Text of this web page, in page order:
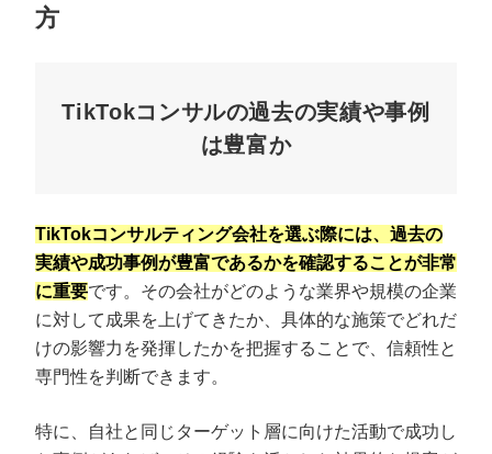
方
TikTokコンサルの過去の実績や事例
は豊富か
TikTokコンサルティング会社を選ぶ際には、過去の
実績や成功事例が豊富であるかを確認することが非常
に重要です。その会社がどのような業界や規模の企業
に対して成果を上げてきたか、具体的な施策でどれだ
けの影響力を発揮したかを把握することで、信頼性と
専門性を判断できます。
特に、自社と同じターゲット層に向けた活動で成功し